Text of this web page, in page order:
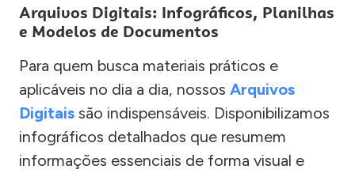
Arquivos Digitais: Infográficos, Planilhas
e Modelos de Documentos
Para quem busca materiais práticos e
aplicáveis no dia a dia, nossos Arquivos
Digitais são indispensáveis. Disponibilizamos
infográficos detalhados que resumem
informações essenciais de forma visual e